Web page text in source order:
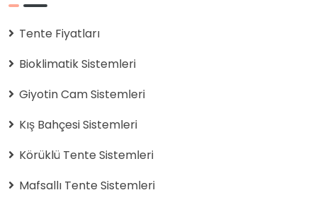
Tente Fiyatları
Bioklimatik Sistemleri
Giyotin Cam Sistemleri
Kış Bahçesi Sistemleri
Körüklü Tente Sistemleri
Mafsallı Tente Sistemleri